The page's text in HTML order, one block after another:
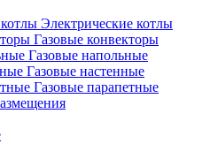
Электрические котлы
Газовые конвекторы
Газовые напольные
Газовые настенные
Газовые парапетные